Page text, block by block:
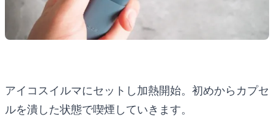
アイコスイルマにセットし加熱開始。初めからカプセ
ルを潰した状態で喫煙していきます。